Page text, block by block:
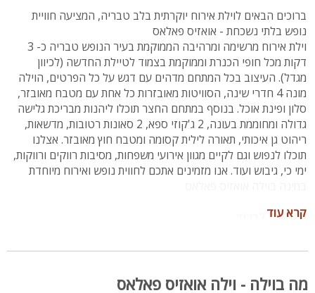
ניתן לקיים מסיבות ואירועי בוטיק עד 150 אורחים
ברוכים הבאים לוילת אירוח יוקרתית בלב טבריה, המציעה חוויית
נופש בלתי נשכחת - אואזיס פאלאס
וילת אירוח מרשימה ומרהיבה הממוקמת בעיר הנופש טבריה כ- 3
דקות מכל חופי הכנרת וממוקמת בצמוד לטיילת החדשה (לכיוון
מגדל). העיצוב בכל המתחם מדהים עם דגש על כל הפרטים, הוילה
מונה 4 חדרי שינה, הסוויטות מאובזרות כל אחת עם מטבח מאובזר,
סלון ופינת אוכל. בנוסף במתחם החצר תוכלו ליהנות מבריכת גלישה
גדולה ומחוממת בעונה, 2 ג'קוזי ספא, 2 סאונות רטובות, מדשאות,
ריהוט גן איכותי, תאורה לילית קסומה ומטבח חוץ מאובזר. אצלנו
תוכלו לנפוש וגם לקיים מגוון אירועי משפחות, מסיבות רווקים ורווקות,
ימי כי, גיבוש ועוד. אנו מזמינים אתכם לחווית נופש ואירוח מיוחדת
לתשומת לבכם:
חודש יולי
קרא עוד
מה בוילה - וילה אואזיס פאלאס